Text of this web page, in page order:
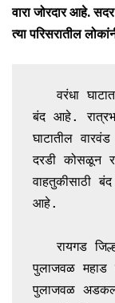
वारा जोरदार आहे.
त्या परिसरातील
   वरंधा घाटात दरडी कोसळल्यामुळे सध्या रस्ता रस्ता
बंद आहे.
घाटातील
दरडी कोसळून
वाहतुकीसाठी
आहे.
   रायगड जिल्हा मंडणगड तालुक्यातील म्हाप्रळ आंबेत
पुलाजवळ महाड
पुलाजवळ